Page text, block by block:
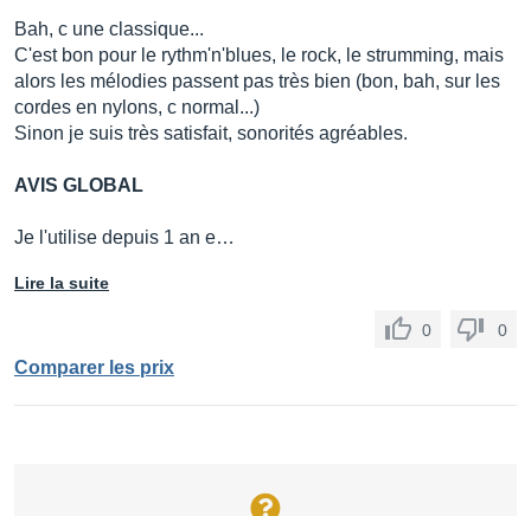
Bah, c une classique...
C'est bon pour le rythm'n'blues, le rock, le strumming, mais
alors les mélodies passent pas très bien (bon, bah, sur les
cordes en nylons, c normal...)
Sinon je suis très satisfait, sonorités agréables.
AVIS GLOBAL
Je l'utilise depuis 1 an e…
Lire la suite
0 0
Comparer les prix